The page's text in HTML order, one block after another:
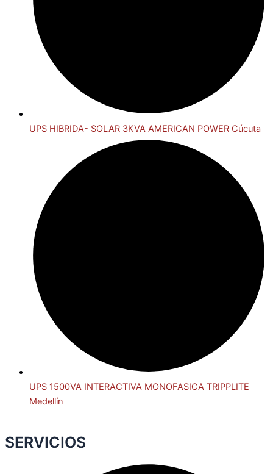
UPS HIBRIDA- SOLAR 3KVA AMERICAN POWER Cúcuta
UPS 1500VA INTERACTIVA MONOFASICA TRIPPLITE
Medellín
SERVICIOS